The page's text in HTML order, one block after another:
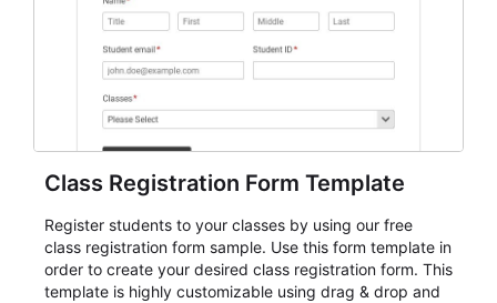
Class Registration Form Template
Register students to your classes by using our free
class registration form sample. Use this form template in
order to create your desired class registration form. This
template is highly customizable using drag & drop and